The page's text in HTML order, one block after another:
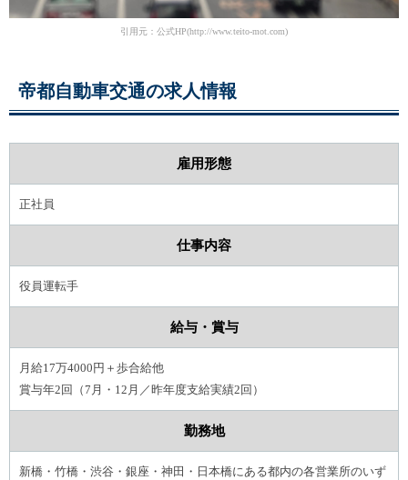
引用元：公式HP(http://www.teito-mot.com)
帝都自動車交通の求人情報
雇用形態
正社員
仕事内容
役員運転手
給与・賞与
月給17万4000円＋歩合給他
賞与年2回（7月・12月／昨年度支給実績2回）
勤務地
新橋・竹橋・渋谷・銀座・神田・日本橋にある都内の各営業所のいず